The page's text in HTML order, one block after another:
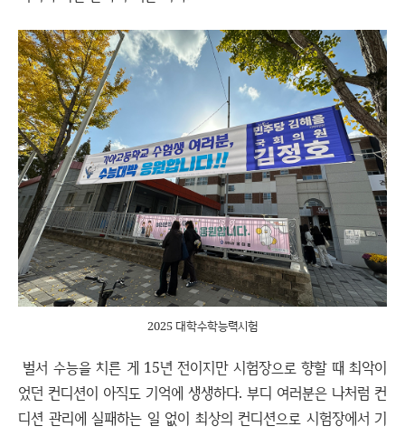
2025 대학수학능력시험
벌서 수능을 치른 게 15년 전이지만 시험장으로 향할 때 최악이
었던 컨디션이 아직도 기억에 생생하다. 부디 여러분은 나처럼 컨
디션 관리에 실패하는 일 없이 최상의 컨디션으로 시험장에서 기